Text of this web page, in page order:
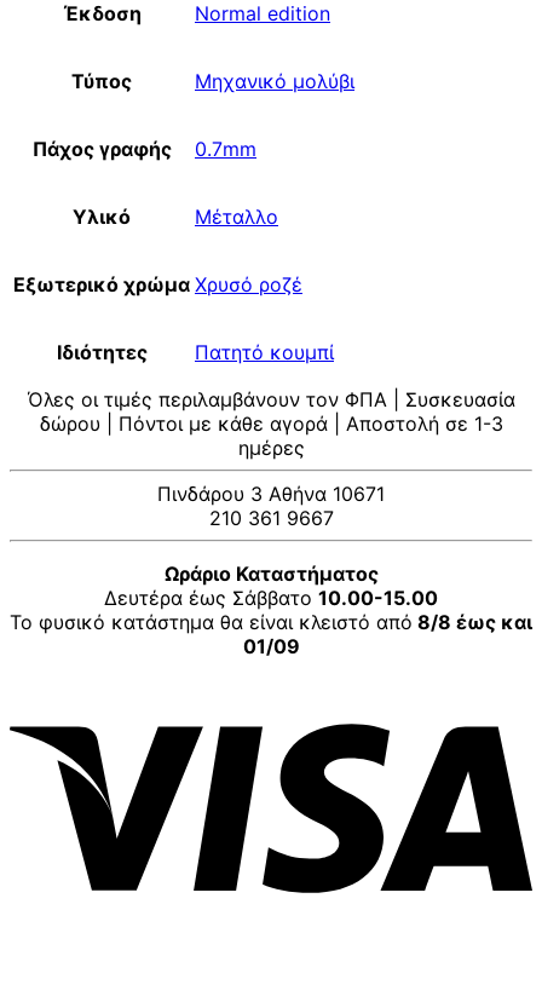
Έκδοση Normal edition
Τύπος Μηχανικό μολύβι
Πάχος γραφής 0.7mm
Υλικό Μέταλλο
Εξωτερικό χρώμα Χρυσό ροζέ
Ιδιότητες
Πατητό κουμπί
Όλες οι τιμές περιλαμβάνουν τον ΦΠΑ | Συσκευασία
δώρου | Πόντοι με κάθε αγορά | Αποστολή σε 1-3
ημέρες
Πινδάρου 3 Αθήνα 10671
210 361 9667
Ωράριο Καταστήματος
Δευτέρα έως Σάββατο 10.00-15.00
Το φυσικό κατάστημα θα είναι κλειστό από 8/8 έως και
01/09